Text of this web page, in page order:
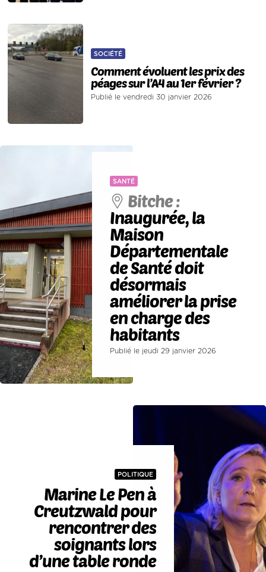
SOCIÉTÉ
Comment évoluent les prix des
péages sur l’A4 au 1er février ?
Publié le vendredi 30 janvier 2026
SANTÉ
Bitche :
Inaugurée, la
Maison
Départementale
de Santé doit
désormais
améliorer la prise
en charge des
habitants
Publié le jeudi 29 janvier 2026
POLITIQUE
Marine Le Pen à
Creutzwald pour
rencontrer des
soignants lors
d’une table ronde